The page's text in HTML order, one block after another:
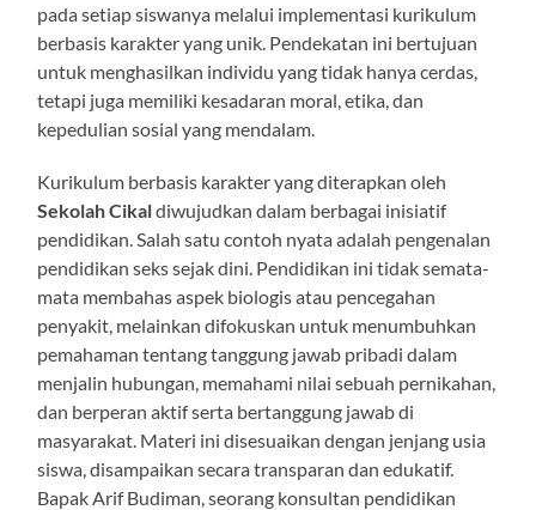
pada setiap siswanya melalui implementasi kurikulum
berbasis karakter yang unik. Pendekatan ini bertujuan
untuk menghasilkan individu yang tidak hanya cerdas,
tetapi juga memiliki kesadaran moral, etika, dan
kepedulian sosial yang mendalam.
Kurikulum berbasis karakter yang diterapkan oleh
Sekolah Cikaldiwujudkan dalam berbagai inisiatif
pendidikan. Salah satu contoh nyata adalah pengenalan
pendidikan seks sejak dini. Pendidikan ini tidak semata-
mata membahas aspek biologis atau pencegahan
penyakit, melainkan difokuskan untuk menumbuhkan
pemahaman tentang tanggung jawab pribadi dalam
menjalin hubungan, memahami nilai sebuah pernikahan,
dan berperan aktif serta bertanggung jawab di
masyarakat. Materi ini disesuaikan dengan jenjang usia
siswa, disampaikan secara transparan dan edukatif.
Bapak Arif Budiman, seorang konsultan pendidikan